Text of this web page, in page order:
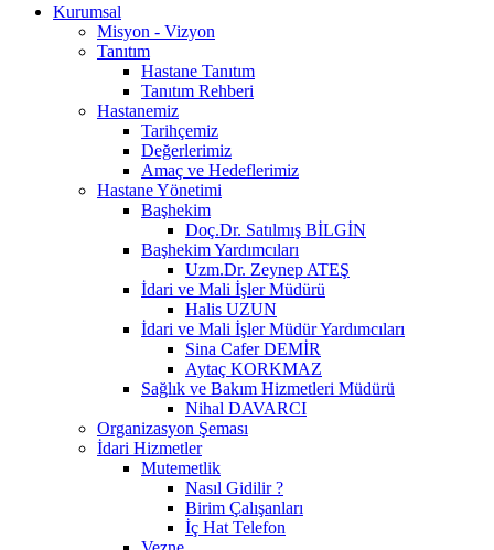
Kurumsal
Misyon - Vizyon
Tanıtım
Hastane Tanıtım
Tanıtım Rehberi
Hastanemiz
Tarihçemiz
Değerlerimiz
Amaç ve Hedeflerimiz
Hastane Yönetimi
Başhekim
Doç.Dr. Satılmış BİLGİN
Başhekim Yardımcıları
Uzm.Dr. Zeynep ATEŞ
İdari ve Mali İşler Müdürü
Halis UZUN
İdari ve Mali İşler Müdür Yardımcıları
Sina Cafer DEMİR
Aytaç KORKMAZ
Sağlık ve Bakım Hizmetleri Müdürü
Nihal DAVARCI
Organizasyon Şeması
İdari Hizmetler
Mutemetlik
Nasıl Gidilir ?
Birim Çalışanları
İç Hat Telefon